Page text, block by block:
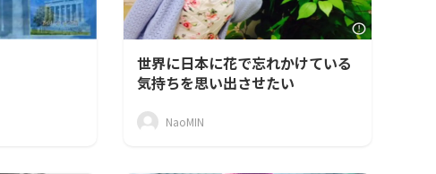
世界に日本に花で忘れかけている
気持ちを思い出させたい
NaoMIN